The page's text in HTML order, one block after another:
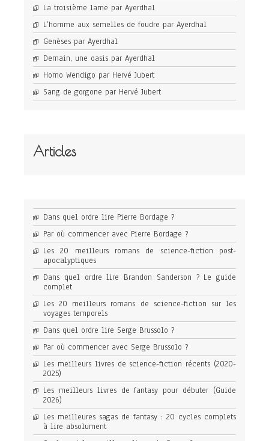
La troisième lame par Ayerdhal
L’homme aux semelles de foudre par Ayerdhal
Genèses par Ayerdhal
Demain, une oasis par Ayerdhal
Homo Wendigo par Hervé Jubert
Sang de gorgone par Hervé Jubert
Articles
Dans quel ordre lire Pierre Bordage ?
Par où commencer avec Pierre Bordage ?
Les 20 meilleurs romans de science-fiction post-
apocalyptiques
Dans quel ordre lire Brandon Sanderson ? Le guide
complet
Les 20 meilleurs romans de science-fiction sur les
voyages temporels
Dans quel ordre lire Serge Brussolo ?
Par où commencer avec Serge Brussolo ?
Les meilleurs livres de science-fiction récents (2020-
2025)
Les meilleurs livres de fantasy pour débuter (Guide
2026)
Les meilleures sagas de fantasy : 20 cycles complets
à lire absolument